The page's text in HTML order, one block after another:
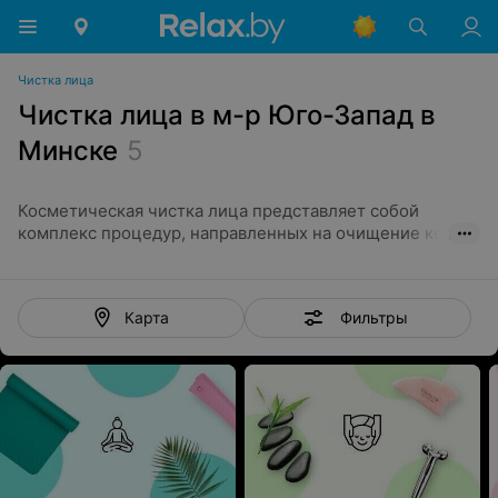
Чистка лица
Чистка лица в м-р Юго-Запад в
Минске 5
Косметическая чистка лица представляет собой
комплекс процедур, направленных на очищение кожи.
воспалительные элементы. Также процедура
Косметическая чистка лица
Чистка лица в Минске проводится несколькими
методами:
Механическая;
Вакуумная;
Карта Фильтры